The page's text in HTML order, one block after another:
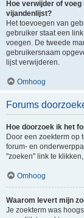
Hoe verwijder of
vijandenlijst?
Het toevoegen van
gebruiker staat een
voegen. De tweede
gebruikersnaam
lijst verwijderen.
Omhoog
Forums
Hoe doorzoek ik het
Door een zoekterm op
forum- en
"zoeken" link te
Omhoog
Waarom levert mijn
Je zoekterm was